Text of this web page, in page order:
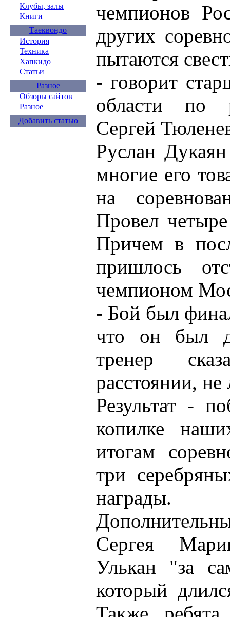
Клубы, залы
Книги
Таеквондо
История
Техника
Хапкидо
Статьи
Разное
Обзоры сайтов
Разное
Добавить статью
чемпионов
других
пытаются
- говорит
области по
Сергей
Руслан
многие его
на
Провел
Причем в
пришлось
чемпионом
- Бой был
что он был
тренер
расстоянии, не
Результат -
копилке
итогам
три
награды.
Сергея
Улькан "за
который